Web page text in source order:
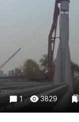
Общество
Погода
Праздники
Спорт
Экономика
ПРОЕКТЫ
1 3829